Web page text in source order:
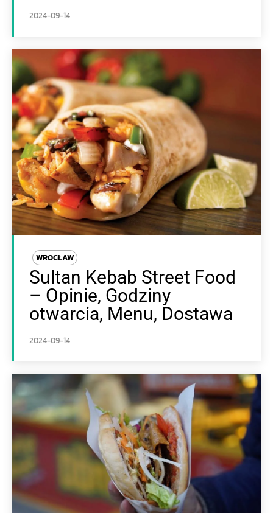
2024-09-14
WROCŁAW
Sultan Kebab Street Food
– Opinie, Godziny
otwarcia, Menu, Dostawa
2024-09-14